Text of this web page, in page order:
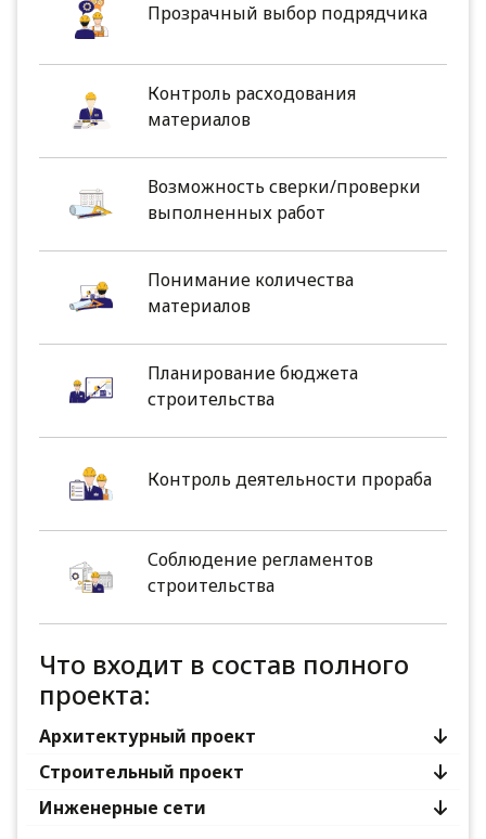
Прозрачный выбор подрядчика
Контроль расходования
материалов
Возможность сверки/проверки
выполненных работ
Понимание количества
материалов
Планирование бюджета
строительства
Контроль деятельности прораба
Соблюдение регламентов
строительства
Что входит в состав полного
проекта:
Архитектурный проект
Строительный проект
Инженерные сети